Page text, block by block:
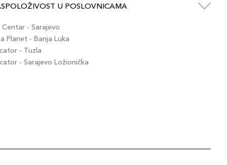
U POSLOVNICAMA
Centar - Sarajevo
Planet - Banja Luka
- Tuzla
- Sarajevo Ložionička